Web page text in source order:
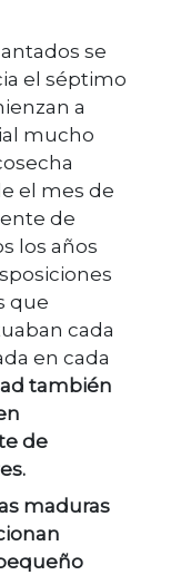
se
el séptimo
a
mucho
el mes de
de
los años
que
cada
en cada
también
de
maduras